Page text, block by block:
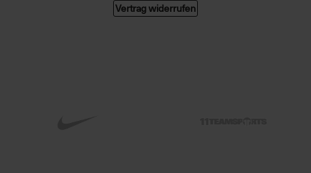
Vertrag widerrufen